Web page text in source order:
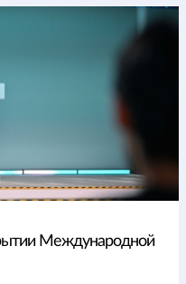
Международной